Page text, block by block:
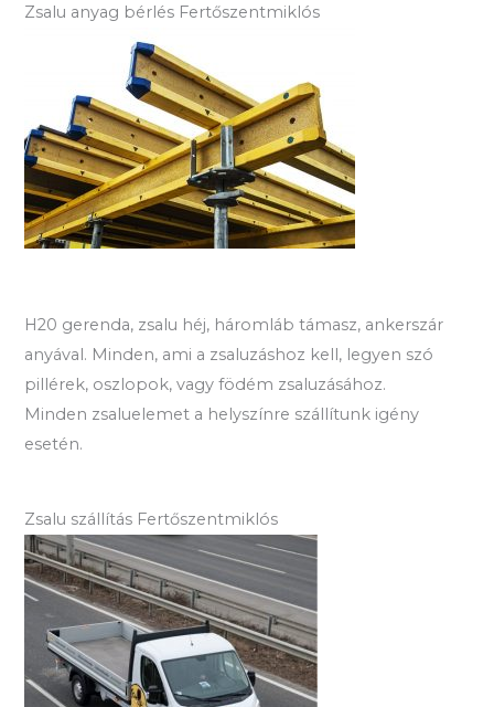
Zsalu anyag bérlés Fertőszentmiklós
H20 gerenda, zsalu héj, háromláb támasz, ankerszár
anyával. Minden, ami a zsaluzáshoz kell, legyen szó
pillérek, oszlopok, vagy födém zsaluzásához.
Minden zsaluelemet a helyszínre szállítunk igény
esetén.
Zsalu szállítás Fertőszentmiklós